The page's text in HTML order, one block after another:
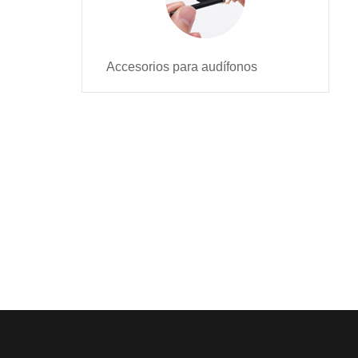
Accesorios para audífonos